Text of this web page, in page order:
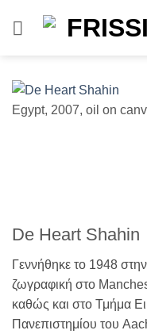
Egypt, 2007, oil on
De Heart Shahin
Γεννήθηκε το 1948
ζωγραφική στο
καθώς και στο Τμήμα
Πανεπιστημίου του